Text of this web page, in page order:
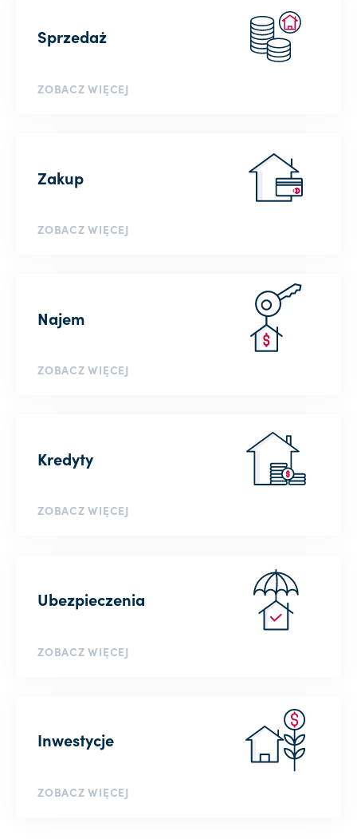
Sprzedaż
ZOBACZ WIĘCEJ
Zakup
ZOBACZ WIĘCEJ
Najem
ZOBACZ WIĘCEJ
Kredyty
ZOBACZ WIĘCEJ
Ubezpieczenia
ZOBACZ WIĘCEJ
Inwestycje
ZOBACZ WIĘCEJ